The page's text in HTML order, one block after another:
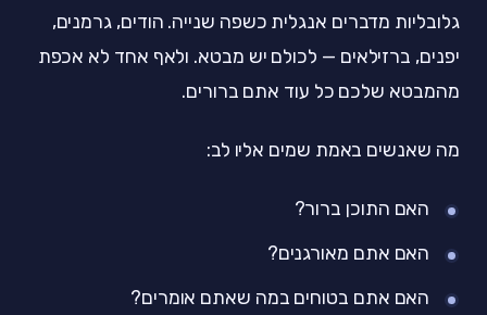
גלובליות מדברים אנגלית כשפה שנייה. הודים, גרמנים,
יפנים, ברזילאים — לכולם יש מבטא. ולאף אחד לא אכפת
מהמבטא שלכם כל עוד אתם ברורים.
מה שאנשים באמת שמים אליו לב:
האם התוכן ברור?
האם אתם מאורגנים?
האם אתם בטוחים במה שאתם אומרים?